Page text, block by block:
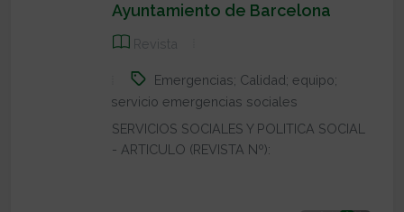
Ayuntamiento de Barcelona
Revista
Emergencias; Calidad; equipo;
servicio emergencias sociales
SERVICIOS SOCIALES Y POLITICA SOCIAL
- ARTICULO (REVISTA Nº):